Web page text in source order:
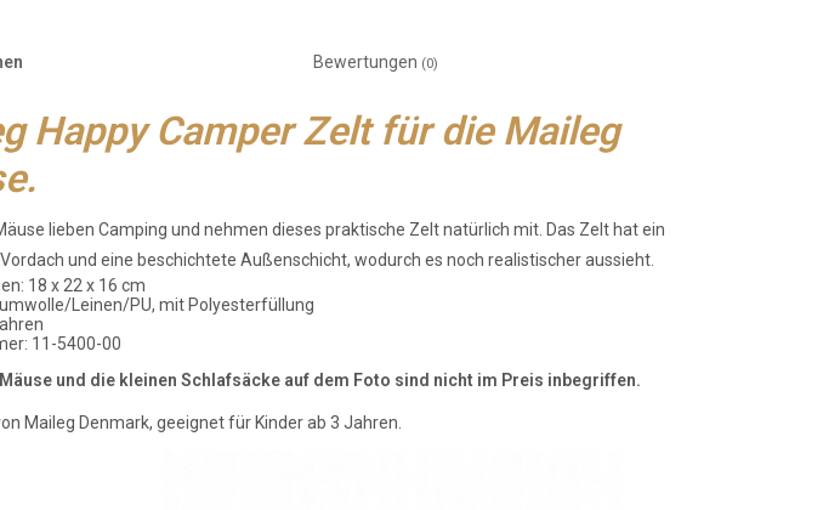
Bewertungen (0)
Happy Camper Zelt für die Maileg
lieben Camping und nehmen dieses praktische Zelt natürlich mit. Das Zelt hat ein
und eine beschichtete Außenschicht, wodurch es noch realistischer aussieht.
18 x 22 x 16 cm
Leinen/PU, mit Polyesterfüllung
11-5400-00
und die kleinen Schlafsäcke auf dem Foto sind nicht im Preis inbegriffen.
Maileg Denmark, geeignet für Kinder ab 3 Jahren.